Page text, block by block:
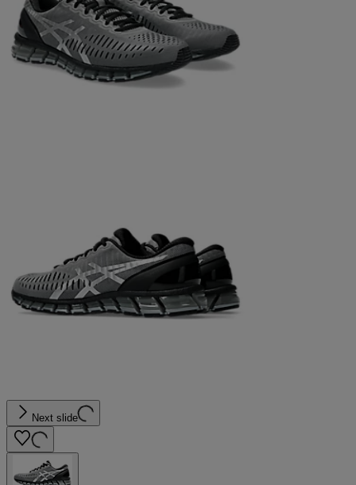
Next slide